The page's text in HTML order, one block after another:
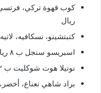
ريال
كتبتشينو، نسكافيه، لاتيه،
اسبريسو سنجل ب ٨ ريال
نوتيلا هوت شوكليت ب ١٢ ريال
براد شاهي نعناع، أخضر،